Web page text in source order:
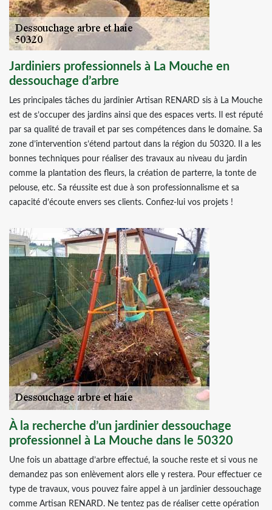
Jardiniers professionnels à La Mouche en
dessouchage d’arbre
Les principales tâches du jardinier Artisan RENARD sis à La Mouche
est de s’occuper des jardins ainsi que des espaces verts. Il est réputé
par sa qualité de travail et par ses compétences dans le domaine. Sa
zone d’intervention s’étend partout dans la région du 50320. Il a les
bonnes techniques pour réaliser des travaux au niveau du jardin
comme la plantation des fleurs, la création de parterre, la tonte de
pelouse, etc. Sa réussite est due à son professionnalisme et sa
capacité d’écoute envers ses clients. Confiez-lui vos projets !
À la recherche d’un jardinier dessouchage
professionnel à La Mouche dans le 50320
Une fois un abattage d’arbre effectué, la souche reste et si vous ne
demandez pas son enlèvement alors elle y restera. Pour effectuer ce
type de travaux, vous pouvez faire appel à un jardinier dessouchage
comme Artisan RENARD. Ne tentez pas de réaliser cette opération